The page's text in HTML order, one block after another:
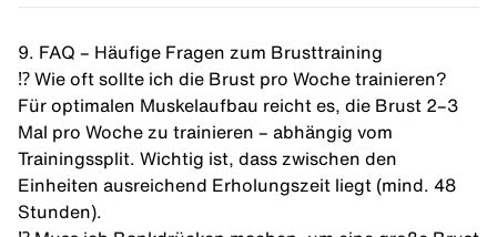
9. FAQ – Häufige Fragen zum Brusttraining
⁉️ Wie oft sollte ich die Brust pro Woche trainieren?
Für optimalen Muskelaufbau reicht es, die Brust 2–3
Mal pro Woche zu trainieren – abhängig vom
Trainingssplit. Wichtig ist, dass zwischen den
Einheiten ausreichend Erholungszeit liegt (mind. 48
Stunden).